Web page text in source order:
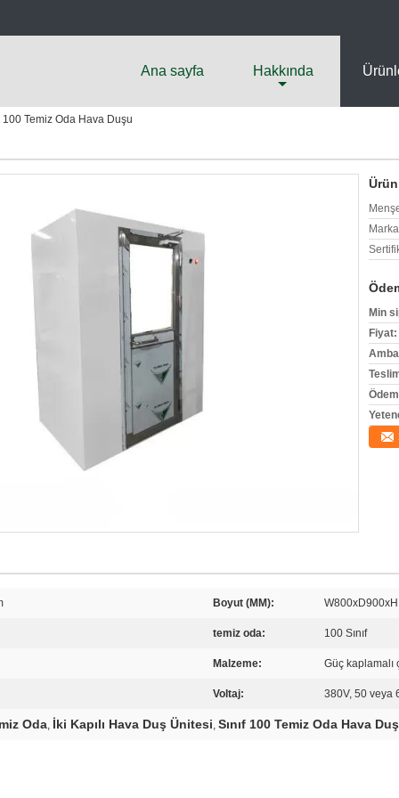
Ana sayfa Hakkında
Temiz Oda Hava Duşu
Ürün
Min
Fiyat:
Boyut (MM):
temiz oda: 100 Sınıf
Malzeme: Güç kaplamalı
Voltaj: 380V, 50 veya
Oda, İki Kapılı Hava Duş Ünitesi, Sınıf 100 Temiz Oda Hava